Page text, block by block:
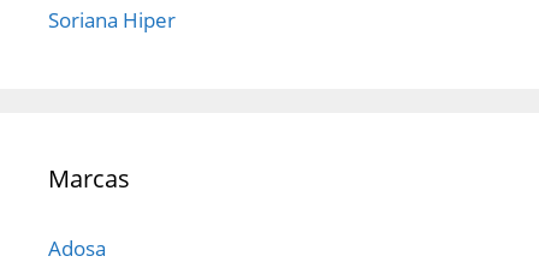
Soriana Hiper
Marcas
Adosa